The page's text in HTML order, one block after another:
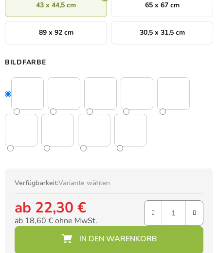
43 x 44,5 cm 65 x 67 cm
89 x 92 cm 30,5 x 31,5 cm
BILDFARBE
Verfügbarkeit:Variante wählen
ab 22,30 €
ab 18,60 €ohne MwSt.